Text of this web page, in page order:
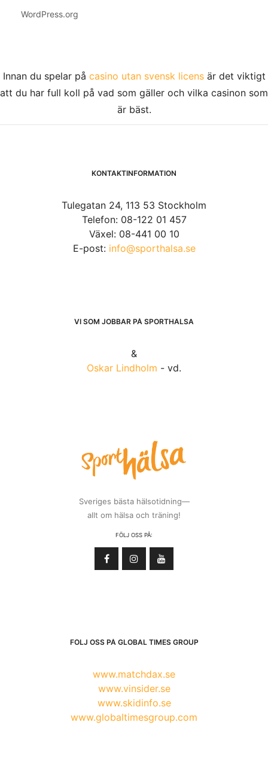
WordPress.org
Innan du spelar på casino utan svensk licensär det viktigt
att du har full koll på vad som gäller och vilka casinon som
är bäst.
KONTAKTINFORMATION
Tulegatan 24, 113 53 Stockholm
Telefon: 08-122 01 457
Växel: 08-441 00 10
E-post: info@sporthalsa.se
VI SOM JOBBAR PÅ SPORTHÄLSA
&
Oskar Lindholm - vd.
Sveriges bästa hälsotidning—
allt om hälsa och träning!
FÖLJ OSS PÅ:
FÖLJ OSS PÅ GLOBAL TIMES GROUP
www.matchdax.se
www.vinsider.se
www.skidinfo.se
www.globaltimesgroup.com